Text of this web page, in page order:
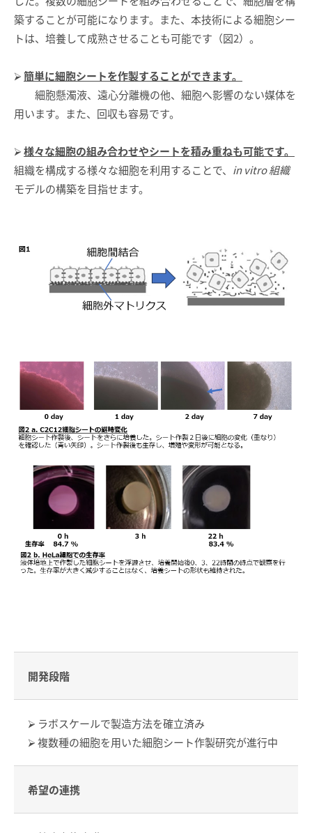
築することが可能になります。また、本技術による細胞シー
トは、培養して成熟させることも可能です（図2）。
⮚簡単に細胞シートを作製することができます。
細胞懸濁液、遠心分離機の他、細胞へ影響のない媒体を
用います。また、回収も容易です。
⮚様々な細胞の組み合わせやシートを積み重ねも可能です。
組織を構成する様々な細胞を利用することで、 in vitro組織
モデルの構築を目指せます。
開発段階
⮚ ラボスケールで製造方法を確立済み
⮚ 複数種の細胞を用いた細胞シート作製研究が進行中
希望の連携